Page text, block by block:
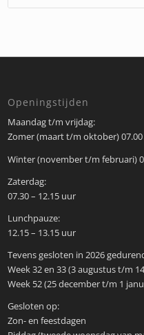
Openingstijden
Maandag t/m vrijdag:
Zomer (maart t/m oktober)
Winter (november t/m februari)
Zaterdag:
07.30 – 12.15 uur
Lunchpauze:
12.15 – 13.15 uur
Tevens gesloten in 2026
Week 32 en 33 (3 augustus t/m
Week 52 (25 december t/m 1
Gesloten op:
Zon- en feestdagen